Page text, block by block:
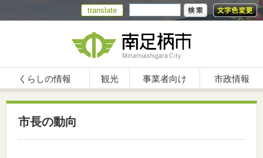
translate
くらしの情報 観光 事業者向け 市政情報
市長の動向